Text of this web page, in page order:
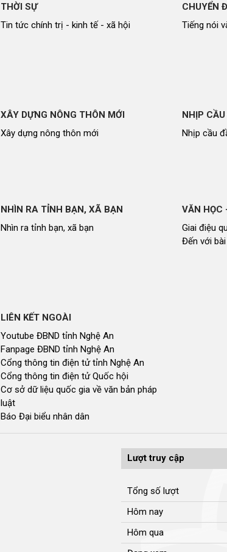
THỜI SỰ
Tin tức chính trị - kinh tế - xã hội
CHUYỂN
Tiếng nói
XÂY DỰNG NÔNG THÔN MỚI
Xây dựng nông thôn mới
NHỊP
Nhịp cầu
NHÌN RA TỈNH BẠN, XÃ BẠN
Nhìn ra tỉnh bạn, xã bạn
VĂN HỌC
Giai điệu
Đến với
LIÊN KẾT NGOÀI
Youtube ĐBND tỉnh Nghệ An
Fanpage ĐBND tỉnh Nghệ An
Cổng thông tin điện tử tỉnh Nghệ An
Cổng thông tin điện tử Quốc hội
Cơ sở dữ liệu quốc gia về văn bản pháp
luật
Báo Đại biểu nhân dân
Lượt truy cập
Tổng số lượt
Hôm nay
Hôm qua